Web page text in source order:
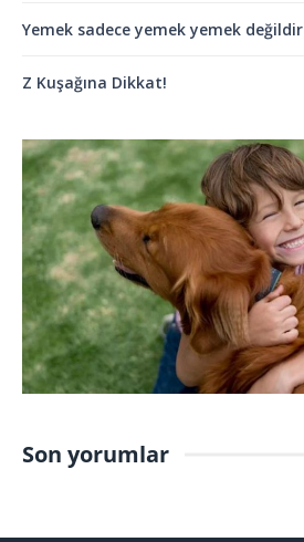
Yemek sadece yemek yemek değildir
Z Kuşağına Dikkat!
Son yorumlar